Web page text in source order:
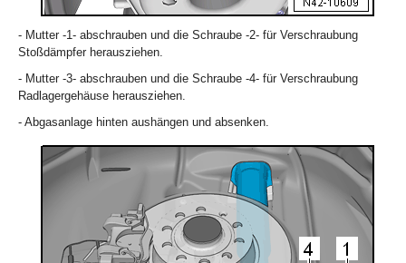
- Mutter -1- abschrauben und die Schraube -2- für Verschraubung
Stoßdämpfer herausziehen.
- Mutter -3- abschrauben und die Schraube -4- für Verschraubung
Radlagergehäuse herausziehen.
- Abgasanlage hinten aushängen und absenken.